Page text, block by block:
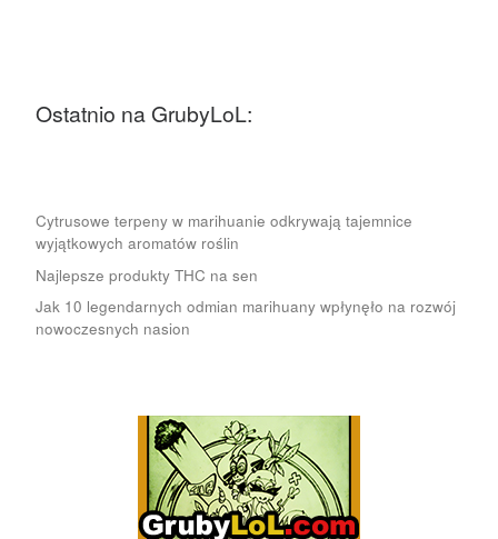
Ostatnio na GrubyLoL:
Cytrusowe terpeny w marihuanie odkrywają tajemnice
wyjątkowych aromatów roślin
Najlepsze produkty THC na sen
Jak 10 legendarnych odmian marihuany wpłynęło na rozwój
nowoczesnych nasion